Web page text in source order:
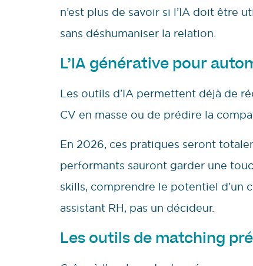
n’est plus de savoir si l’IA doit être
sans déshumaniser la relation.
L’IA générative pour
Les outils d’IA permettent déjà de
CV en masse ou de prédire la
En 2026, ces pratiques seront
performants sauront garder une
skills, comprendre le potentiel d’un
assistant RH, pas un décideur.
Les outils de matching